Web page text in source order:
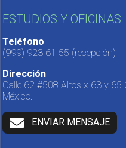
ESTUDIOS Y OFICINAS
Teléfono
(999) 923 61 55 (recepción)
Dirección
Calle 62 #508 Altos x 63 y 65
México.
ENVIAR MENSAJE